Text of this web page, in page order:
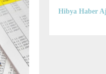
Hibya Haber